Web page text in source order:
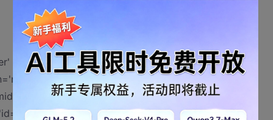
valign='middle' >"+data.datas[j].id+"</td>"
>"+data.datas[j].name+"</td>"
>"+data.datas[j].remark+"</td>"
target='mainFrame'